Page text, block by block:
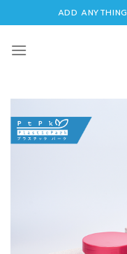
to
content
ADD